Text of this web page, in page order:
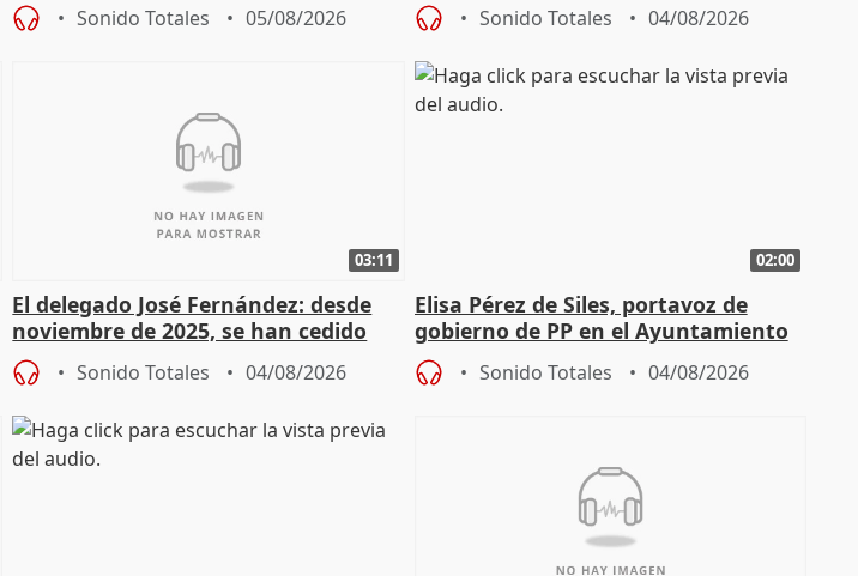
Sonido Totales 05/08/2026 Sonido Totales 04/08/2026
03:11
El delegado José Fernández: desde
noviembre de 2025, se han cedido
9.810 ayudas por nacimiento
Sonido Totales 04/08/2026
02:00
Elisa Pérez de Siles, portavoz de
gobierno de PP en el Ayuntamiento
de Málaga, deja la política
Sonido Totales 04/08/2026